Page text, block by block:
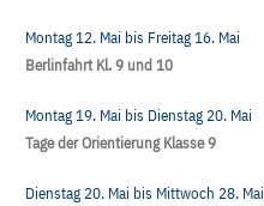
Montag 12. Mai bis Freitag 16. Mai
Berlinfahrt Kl. 9 und 10
Montag 19. Mai bis Dienstag 20. Mai
Tage der Orientierung Klasse 9
Dienstag 20. Mai bis Mittwoch 28. Mai